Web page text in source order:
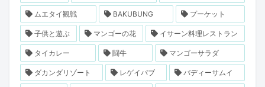
ムエタイ観戦 BAKUBUNG プーケット
子供と遊ぶ マンゴーの花 イサーン料理レストラン
タイカレー 闘牛 マンゴーサラダ
ダカンダリゾート レゲイパブ バディーサムイ